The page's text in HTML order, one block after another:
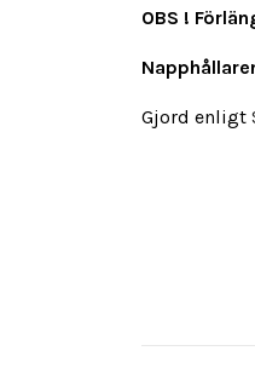
OBS !
Gjord enligt